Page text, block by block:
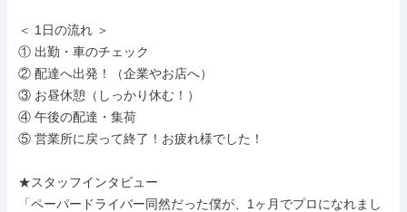
＜ 1日の流れ ＞
① 出勤・車のチェック
② 配達へ出発！（企業やお店へ）
③ お昼休憩（しっかり休む！）
④ 午後の配達・集荷
⑤ 営業所に戻って終了！お疲れ様でした！
★スタッフインタビュー
「ペーパードライバー同然だった僕が、1ヶ月でプロになれまし